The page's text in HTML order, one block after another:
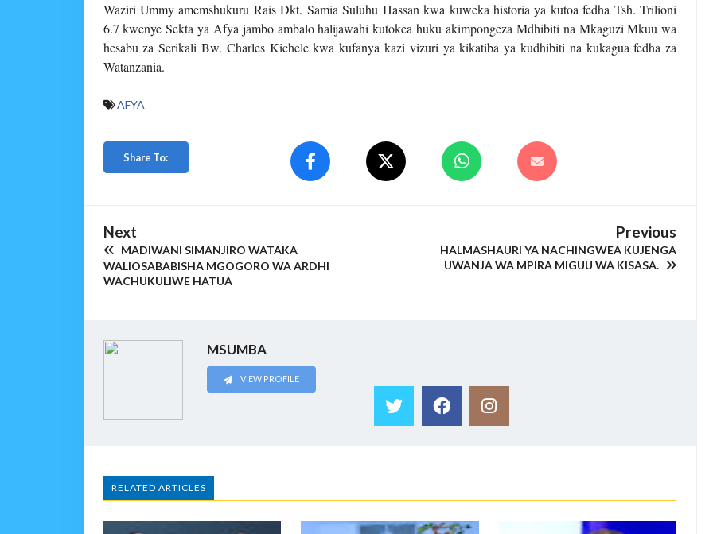
Waziri Ummy amemshukuru Rais Dkt. Samia Suluhu Hassan kwa kuweka historia ya kutoa fedha Tsh. Trilioni
6.7 kwenye Sekta ya Afya jambo ambalo halijawahi kutokea huku akimpongeza Mdhibiti na Mkaguzi Mkuu wa
hesabu za Serikali Bw. Charles Kichele kwa kufanya kazi vizuri ya kikatiba ya kudhibiti na kukagua fedha za
Watanzania.
AFYA
Share To:
Next
MADIWANI SIMANJIRO WATAKA
WALIOSABABISHA MGOGORO WA ARDHI
WACHUKULIWE HATUA
Previous
HALMASHAURI YA NACHINGWEA KUJENGA
UWANJA WA MPIRA MIGUU WA KISASA.
MSUMBA
VIEW PROFILE
RELATED ARTICLES